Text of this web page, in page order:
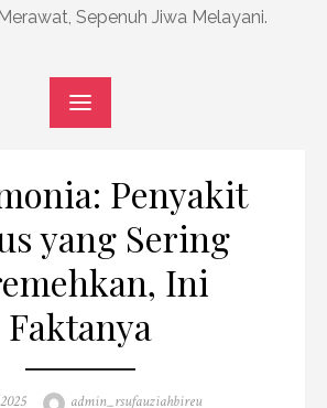
Sepenuh Jiwa Melayani.
Penyakit
yang Sering
Ini
Faktanya
Author
admin_rsufauziahbireu